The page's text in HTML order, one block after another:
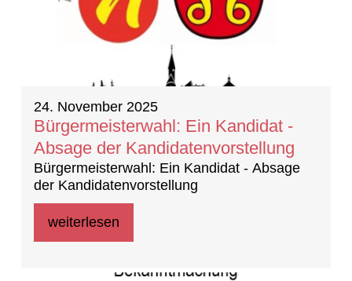
24. November 2025
Bürgermeisterwahl: Ein Kandidat -
Absage der Kandidatenvorstellung
Bürgermeisterwahl: Ein Kandidat - Absage
der Kandidatenvorstellung
weiterlesen